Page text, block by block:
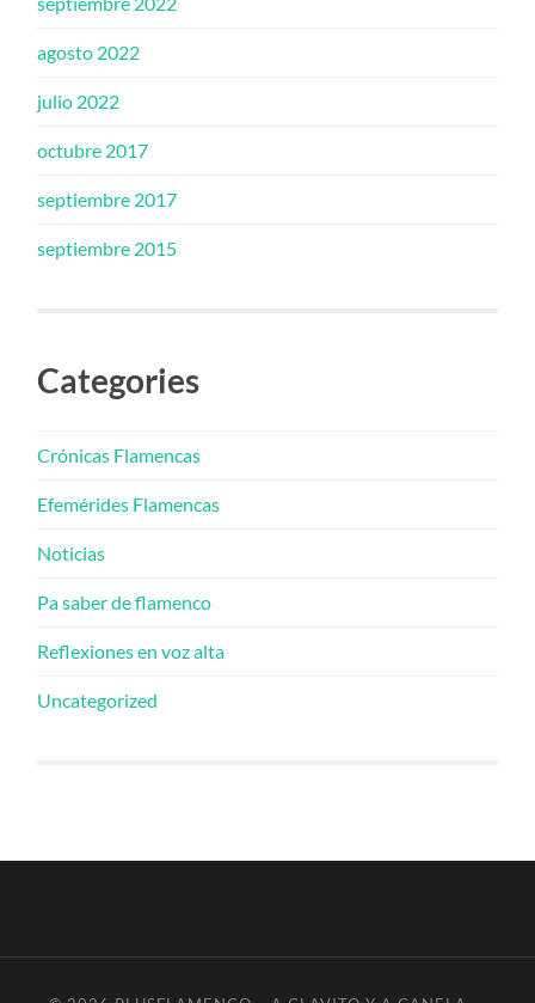
agosto 2022
julio 2022
octubre 2017
septiembre 2017
septiembre 2015
Categories
Crónicas Flamencas
Efemérides Flamencas
Noticias
Pa saber de flamenco
Reflexiones en voz alta
Uncategorized